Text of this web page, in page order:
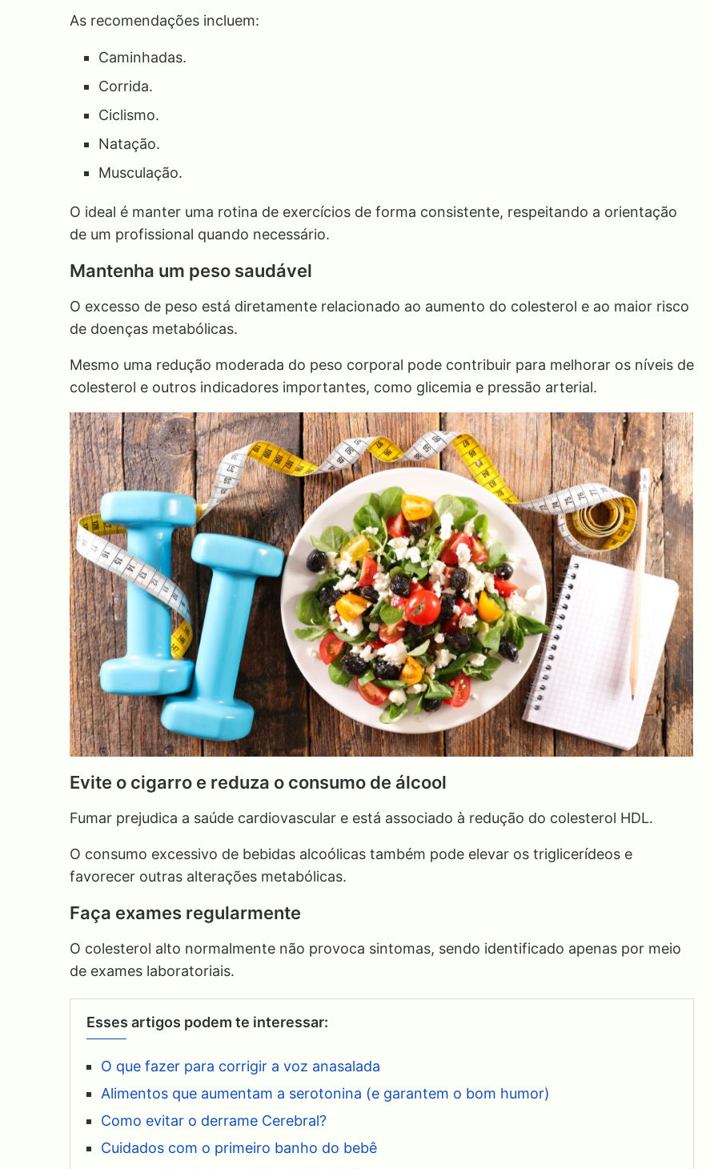
As recomendações incluem:
Caminhadas.
Corrida.
Ciclismo.
Natação.
Musculação.
O ideal é manter uma rotina de exercícios de forma consistente, respeitando a orientação
de um profissional quando necessário.
Mantenha um peso saudável
O excesso de peso está diretamente relacionado ao aumento do colesterol e ao maior risco
de doenças metabólicas.
Mesmo uma redução moderada do peso corporal pode contribuir para melhorar os níveis de
colesterol e outros indicadores importantes, como glicemia e pressão arterial.
Evite o cigarro e reduza o consumo de álcool
Fumar prejudica a saúde cardiovascular e está associado à redução do colesterol HDL.
O consumo excessivo de bebidas alcoólicas também pode elevar os triglicerídeos e
favorecer outras alterações metabólicas.
Faça exames regularmente
O colesterol alto normalmente não provoca sintomas, sendo identificado apenas por meio
de exames laboratoriais.
Esses artigos podem te interessar:
O que fazer para corrigir a voz anasalada
Alimentos que aumentam a serotonina (e garantem o bom humor)
Como evitar o derrame Cerebral?
Cuidados com o primeiro banho do bebê